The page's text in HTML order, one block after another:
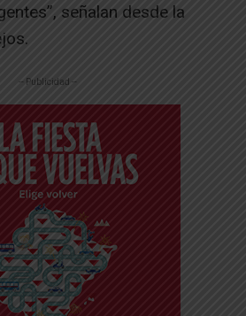
señalan desde la
-- Publicidad --